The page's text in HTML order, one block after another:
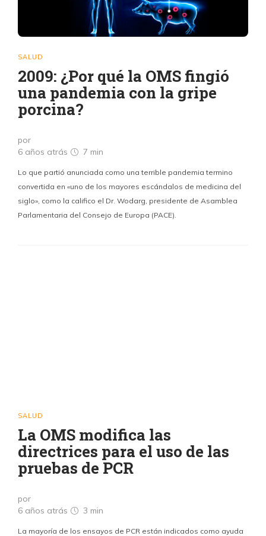
SALUD
2009: ¿Por qué la OMS fingió
una pandemia con la gripe
porcina?
por
6 años atrás
7 min
Lo que partió anunciada como una terrible pandemia termino
convertida en «uno de los mayores escándalos de medicina del
siglo», como la califico el Dr. Wodarg, presidente de Asamblea
Parlamentaria del Consejo de Europa (PACE).
SALUD
La OMS modifica las
directrices para el uso de las
pruebas de PCR
por
6 años atrás
3 min
La mayoría de los ensayos de PCR están indicados como ayuda